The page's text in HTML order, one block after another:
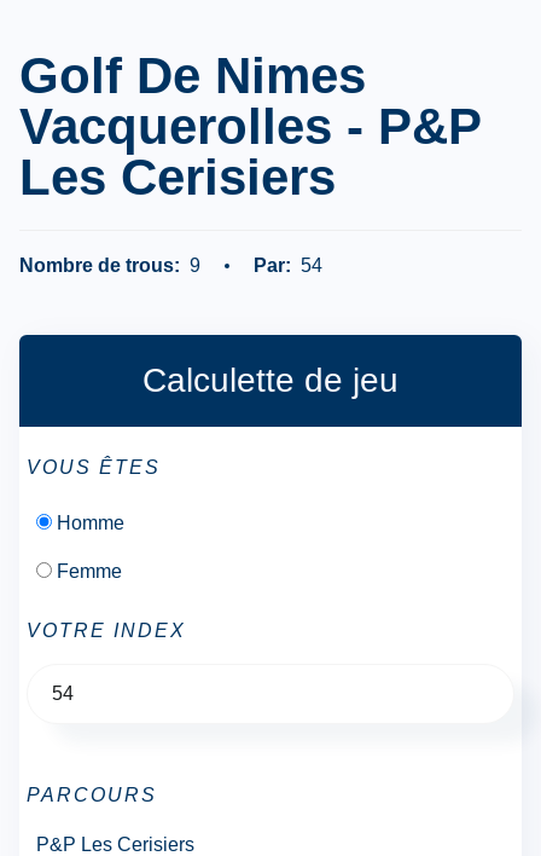
Golf De Nimes
Vacquerolles - P&p
Les Cerisiers
Nombre de trous: 9 Par: 54
Calculette de jeu
VOUS ÊTES
Homme
Femme
VOTRE INDEX
PARCOURS
P&P Les Cerisiers